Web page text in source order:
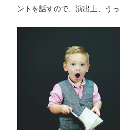
ントを話すので、演出上、うっ